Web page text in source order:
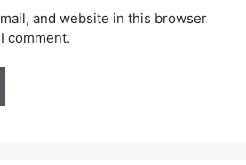
and website in this browser
comment.